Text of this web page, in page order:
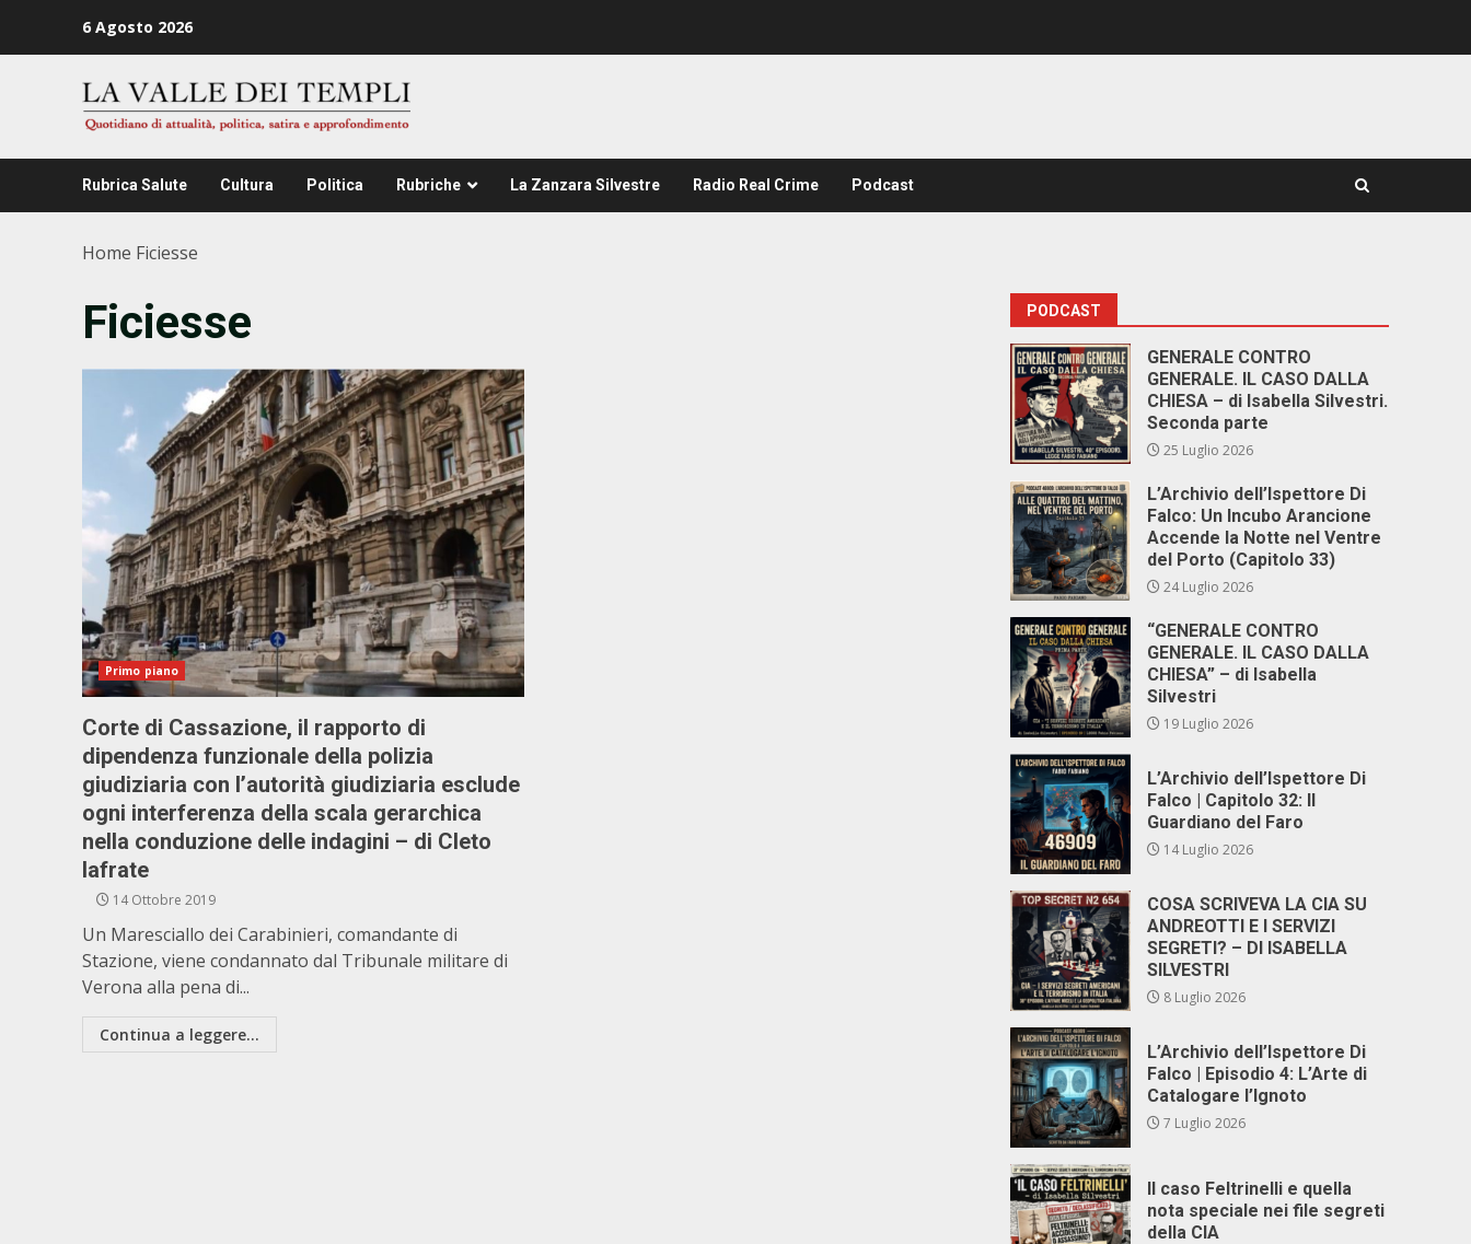
6 Agosto 2026
Rubrica Salute Cultura Politica Rubriche La Zanzara Silvestre Radio Real Crime Podcast
Home Ficiesse
Ficiesse
Primo piano
Corte di Cassazione, il rapporto di
dipendenza funzionale della polizia
giudiziaria con l’autorità giudiziaria esclude
ogni interferenza della scala gerarchica
nella conduzione delle indagini – di Cleto
Iafrate
14 Ottobre 2019
Un Maresciallo dei Carabinieri, comandante di
Stazione, viene condannato dal Tribunale militare di
Verona alla pena di...
Continua a leggere...
PODCAST
GENERALE CONTRO
GENERALE. IL CASO DALLA
CHIESA – di Isabella Silvestri.
Seconda parte
25 Luglio 2026
L’Archivio dell’Ispettore Di
Falco: Un Incubo Arancione
Accende la Notte nel Ventre
del Porto (Capitolo 33)
24 Luglio 2026
“GENERALE CONTRO
GENERALE. IL CASO DALLA
CHIESA” – di Isabella
Silvestri
19 Luglio 2026
L’Archivio dell’Ispettore Di
Falco | Capitolo 32: Il
Guardiano del Faro
14 Luglio 2026
COSA SCRIVEVA LA CIA SU
ANDREOTTI E I SERVIZI
SEGRETI? – DI ISABELLA
SILVESTRI
8 Luglio 2026
L’Archivio dell’Ispettore Di
Falco | Episodio 4: L’Arte di
Catalogare l’Ignoto
7 Luglio 2026
Il caso Feltrinelli e quella
nota speciale nei file segreti
della CIA